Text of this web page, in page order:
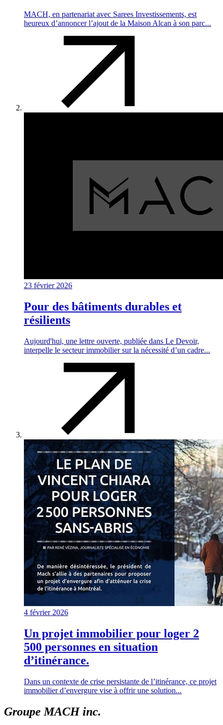
MACH, en partenariat avec Sarees Investissements, est
heureux d’annoncer l’ajout de la Maison Alcan à son parc...
23 février 2026
Pour des bâtiments durables et
résilients
Aujourd'hui, une lettre ouverte, publiée dans Le Devoir,
interpelle le secteur immobilier sur la nécessité d’un cadre...
4 février 2026
Un projet immobilier pour loger 2
500 personnes en situation
d’itinérance.
Dans un contexte de crise persistante de l’itinérance, ce projet
immobilier d’envergure vise à offrir une solution...
Groupe MACH inc.